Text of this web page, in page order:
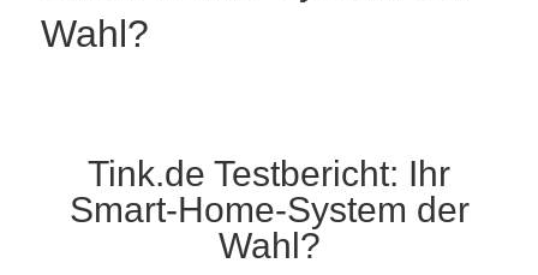
Wahl?
Tink.de Testbericht: Ihr
Smart-Home-System der
Wahl?